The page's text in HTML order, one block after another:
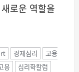
로운 역할을
경제심리
고용
용
심리학칼럼